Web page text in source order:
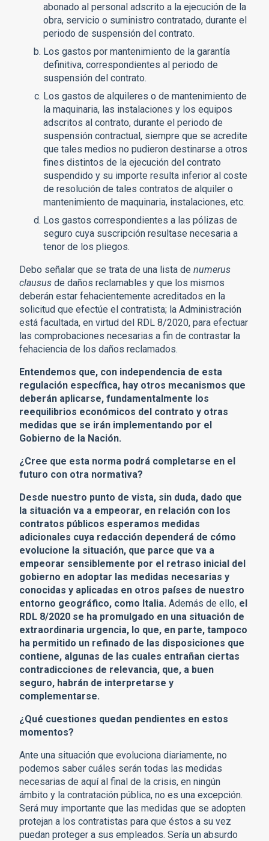
abonado al personal adscrito a la ejecución de la
obra, servicio o suministro contratado, durante el
periodo de suspensión del contrato.
Los gastos por mantenimiento de la garantía
definitiva, correspondientes al periodo de
suspensión del contrato.
Los gastos de alquileres o de mantenimiento de
la maquinaria, las instalaciones y los equipos
adscritos al contrato, durante el periodo de
suspensión contractual, siempre que se acredite
que tales medios no pudieron destinarse a otros
fines distintos de la ejecución del contrato
suspendido y su importe resulta inferior al coste
de resolución de tales contratos de alquiler o
mantenimiento de maquinaria, instalaciones, etc.
Los gastos correspondientes a las pólizas de
seguro cuya suscripción resultase necesaria a
tenor de los pliegos.
Debo señalar que se trata de una lista de numerus
clausus de daños reclamables y que los mismos
deberán estar fehacientemente acreditados en la
solicitud que efectúe el contratista; la Administración
está facultada, en virtud del RDL 8/2020, para efectuar
las comprobaciones necesarias a fin de contrastar la
fehaciencia de los daños reclamados.
Entendemos que, con independencia de esta
regulación específica, hay otros mecanismos que
deberán aplicarse, fundamentalmente los
reequilibrios económicos del contrato y otras
medidas que se irán implementando por el
Gobierno de la Nación.
¿Cree que esta norma podrá completarse en el
futuro con otra normativa?
Desde nuestro punto de vista, sin duda, dado que
la situación va a empeorar, en relación con los
contratos públicos esperamos medidas
adicionales cuya redacción dependerá de cómo
evolucione la situación, que parce que va a
empeorar sensiblemente por el retraso inicial del
gobierno en adoptar las medidas necesarias y
conocidas y aplicadas en otros países de nuestro
entorno geográfico, como Italia. Además de ello, el
RDL 8/2020 se ha promulgado en una situación de
extraordinaria urgencia, lo que, en parte, tampoco
ha permitido un refinado de las disposiciones que
contiene, algunas de las cuales entrañan ciertas
contradicciones de relevancia, que, a buen
seguro, habrán de interpretarse y
complementarse.
¿Qué cuestiones quedan pendientes en estos
momentos?
Ante una situación que evoluciona diariamente, no
podemos saber cuáles serán todas las medidas
necesarias de aquí al final de la crisis, en ningún
ámbito y la contratación pública, no es una excepción.
Será muy importante que las medidas que se adopten
protejan a los contratistas para que éstos a su vez
puedan proteger a sus empleados. Sería un absurdo